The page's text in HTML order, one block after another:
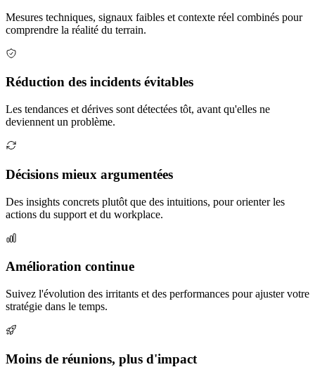
Mesures techniques, signaux faibles et contexte réel combinés pour
comprendre la réalité du terrain.
Réduction des incidents évitables
Les tendances et dérives sont détectées tôt, avant qu'elles ne
deviennent un problème.
Décisions mieux argumentées
Des insights concrets plutôt que des intuitions, pour orienter les
actions du support et du workplace.
Amélioration continue
Suivez l'évolution des irritants et des performances pour ajuster votre
stratégie dans le temps.
Moins de réunions, plus d'impact